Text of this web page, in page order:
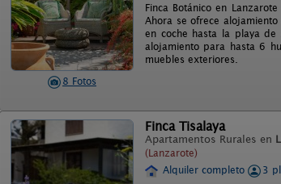
8 Fotos
Finca Botánico en
Ahora se ofrece
en coche hasta la playa
alojamiento para hasta 6
muebles exteriores.
Finca Tisalaya
Apartamentos Rurales en
(Lanzarote)
Alquiler completo 3